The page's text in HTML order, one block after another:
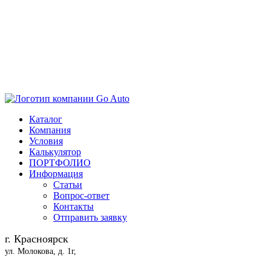
Каталог
Компания
Условия
Калькулятор
ПОРТФОЛИО
Информация
Статьи
Вопрос-ответ
Контакты
Отправить заявку
г. Красноярск
ул. Молокова, д. 1г,